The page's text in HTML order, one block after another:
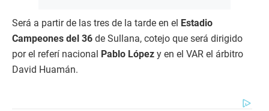
Será a partir de las tres de la tarde en el Estadio
Campeones del 36 de Sullana, cotejo que será dirigido
por el referí nacional
Pablo López y en el VAR el árbitro
David Huamán.